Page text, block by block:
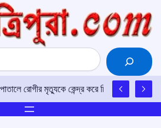
রোগীর মৃত্যুকে কেন্দ্র করে চিকিৎসায়